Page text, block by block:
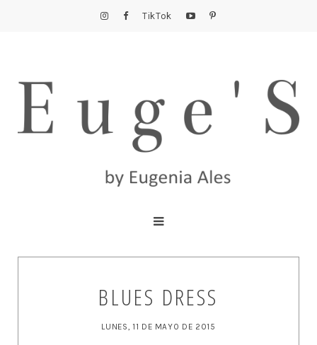
TikTok
BLUES DRESS
LUNES, 11 DE MAYO DE 2015